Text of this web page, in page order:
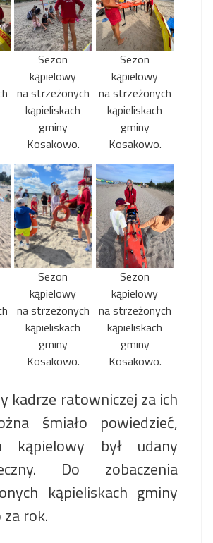
Sezon
kąpielowy
na strzeżonych
kąpieliskach
gminy
Kosakowo.
Sezon
kąpielowy
na strzeżonych
kąpieliskach
gminy
Kosakowo.
Sezon
kąpielowy
na strzeżonych
kąpieliskach
gminy
Kosakowo.
Sezon
kąpielowy
na strzeżonych
kąpieliskach
gminy
Kosakowo.
kadrze ratowniczej za ich
śmiało powiedzieć,
kąpielowy był udany
Do zobaczenia
kąpieliskach gminy
rok.